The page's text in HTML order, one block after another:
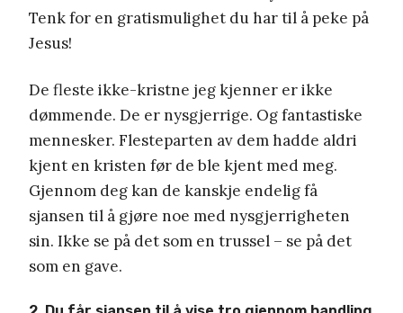
Tenk for en gratismulighet du har til å peke på
Jesus!
De fleste ikke-kristne jeg kjenner er ikke
dømmende. De er nysgjerrige. Og fantastiske
mennesker. Flesteparten av dem hadde aldri
kjent en kristen før de ble kjent med meg.
Gjennom deg kan de kanskje endelig få
sjansen til å gjøre noe med nysgjerrigheten
sin. Ikke se på det som en trussel – se på det
som en gave.